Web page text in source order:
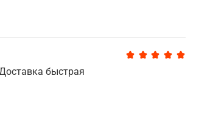
быстрая